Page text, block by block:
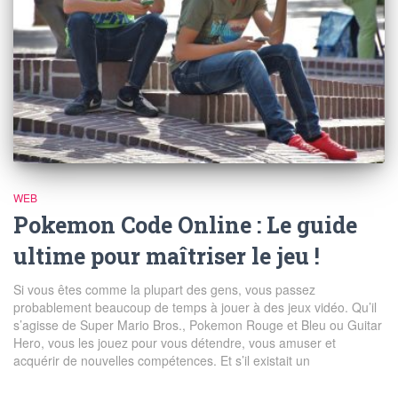
WEB
Pokemon Code Online : Le guide
ultime pour maîtriser le jeu !
Si vous êtes comme la plupart des gens, vous passez
probablement beaucoup de temps à jouer à des jeux vidéo. Qu’il
s’agisse de Super Mario Bros., Pokemon Rouge et Bleu ou Guitar
Hero, vous les jouez pour vous détendre, vous amuser et
acquérir de nouvelles compétences. Et s’il existait un